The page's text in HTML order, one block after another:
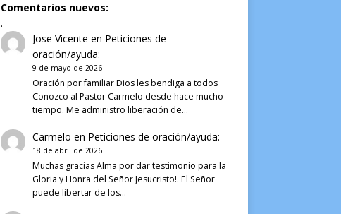
Comentarios nuevos:
.
Jose Vicente en Peticiones de
oración/ayuda:
9 de mayo de 2026
Oración por familiar Dios les bendiga a todos
Conozco al Pastor Carmelo desde hace mucho
tiempo. Me administro liberación de…
Carmelo en Peticiones de oración/ayuda:
18 de abril de 2026
Muchas gracias Alma por dar testimonio para la
Gloria y Honra del Señor Jesucristo!. El Señor
puede libertar de los…